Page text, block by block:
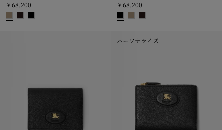
￥68,200
￥68,200
パーソナライズ